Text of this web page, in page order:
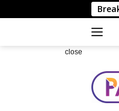
to
yang Lebih Efisien Saja
close